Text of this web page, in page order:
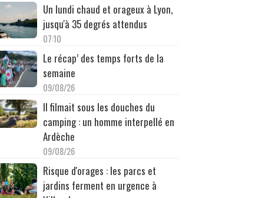
Un lundi chaud et orageux à Lyon,
jusqu'à 35 degrés attendus
07:10
Le récap’ des temps forts de la
semaine
09/08/26
Il filmait sous les douches du
camping : un homme interpellé en
Ardèche
09/08/26
Risque d'orages : les parcs et
jardins ferment en urgence à